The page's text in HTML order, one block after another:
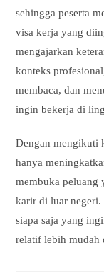
sehingga peserta
visa kerja yang
mengajarkan
konteks
membaca, dan
ingin bekerja di
Dengan mengikuti
hanya
membuka peluang
karir di luar
siapa saja yang
relatif lebih mudah